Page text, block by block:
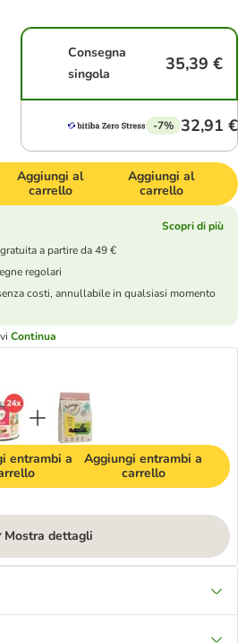
Consegna
singola
35,39 €
-7% 32,91 €
Aggiungi al
carrello
Aggiungi al
carrello
Scopri di più
a partire da 49 €
regolari
costi, annullabile in qualsiasi momento
Continua
entrambi a
Aggiungi entrambi a
carrello
Mostra dettagli